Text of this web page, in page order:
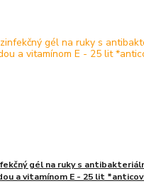
gél na ruky s
a vitamínom E - 25 lit